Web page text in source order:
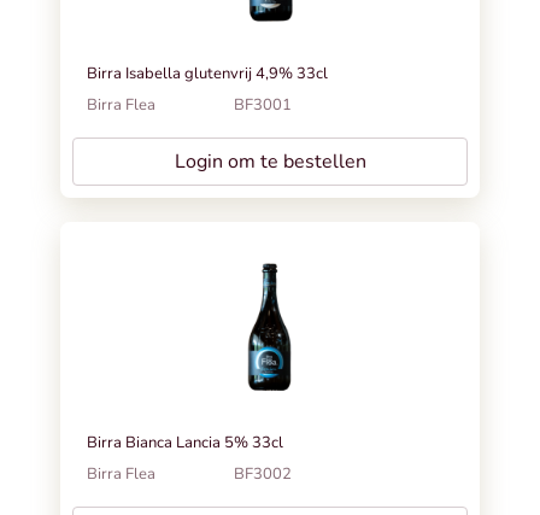
Birra Isabella glutenvrij 4,9% 33cl
Birra Flea
BF3001
Login om te bestellen
Birra Bianca Lancia 5% 33cl
Birra Flea
BF3002